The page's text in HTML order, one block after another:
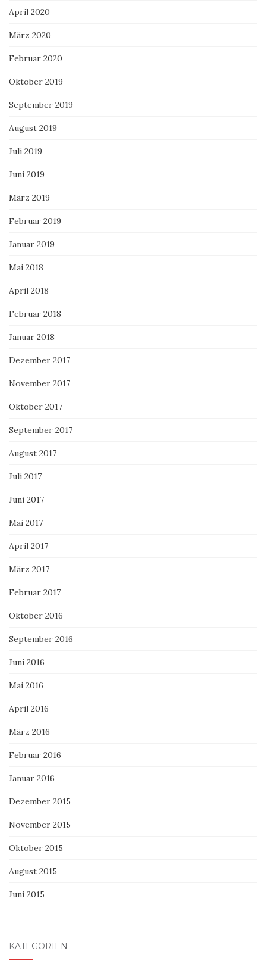
April 2020
März 2020
Februar 2020
Oktober 2019
September 2019
August 2019
Juli 2019
Juni 2019
März 2019
Februar 2019
Januar 2019
Mai 2018
April 2018
Februar 2018
Januar 2018
Dezember 2017
November 2017
Oktober 2017
September 2017
August 2017
Juli 2017
Juni 2017
Mai 2017
April 2017
März 2017
Februar 2017
Oktober 2016
September 2016
Juni 2016
Mai 2016
April 2016
März 2016
Februar 2016
Januar 2016
Dezember 2015
November 2015
Oktober 2015
August 2015
Juni 2015
KATEGORIEN